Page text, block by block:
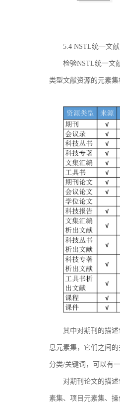
5.4 NSTL统一文
检验NSTL统一文
类型文献资源的元素
其中对期刊的描
息元素集，它们之间
分类/关键词，可以有
对期刊论文的描
素集、项目元素集、